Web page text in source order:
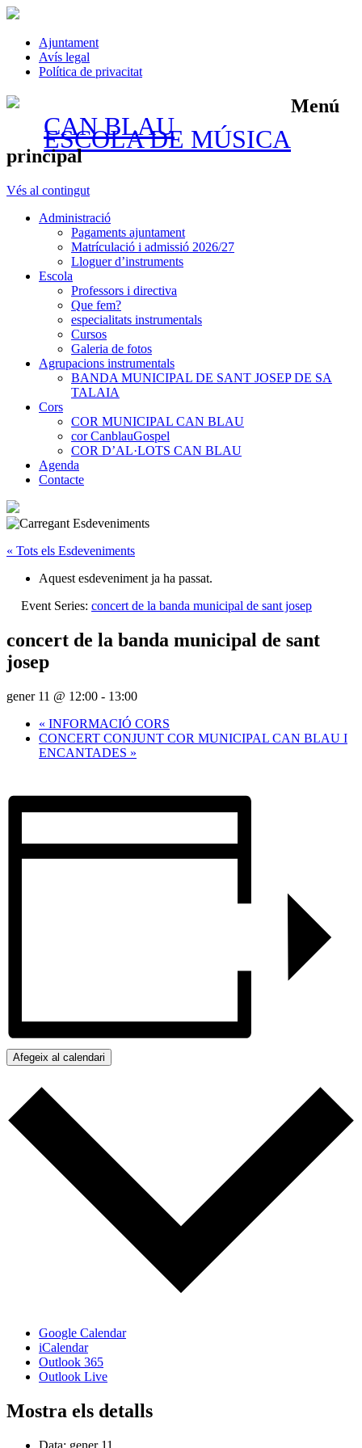
Ajuntament
Avís legal
Política de privacitat
CAN BLAU
ESCOLA DE MÚSICA
Menú
principal
Vés al contingut
Administració
Pagaments ajuntament
Matrículació i admissió 2026/27
Lloguer d’instruments
Escola
Professors i directiva
Que fem?
especialitats instrumentals
Cursos
Galeria de fotos
Agrupacions instrumentals
BANDA MUNICIPAL DE SANT JOSEP DE SA
TALAIA
Cors
COR MUNICIPAL CAN BLAU
cor CanblauGospel
COR D’AL·LOTS CAN BLAU
Agenda
Contacte
« Tots els Esdeveniments
Aquest esdeveniment ja ha passat.
Event Series: concert de la banda municipal de sant josep
concert de la banda municipal de sant
josep
gener 11 @ 12:00 - 13:00
« INFORMACIÓ CORS
CONCERT CONJUNT COR MUNICIPAL CAN BLAU I
ENCANTADES »
Afegeix al calendari
Google Calendar
iCalendar
Outlook 365
Outlook Live
Mostra els detalls